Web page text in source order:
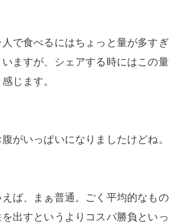
で食べるにはちょっと量が多すぎ
ますが、シェアする時にはこの量
じます。
がいっぱいになりましたけどね。
ば、まぁ普通。ごく平均的なもの
出すというよりコスパ勝負といっ